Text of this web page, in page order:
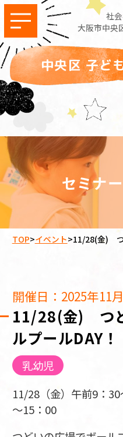
社
大阪市中央
中央区 子ど
セミナ
TOP>イベント>11/28(金) つ
開催日：2025年11
11/28(金) つ
ルプールDAY！
乳幼児
11/28（金）午前9：
～15：00